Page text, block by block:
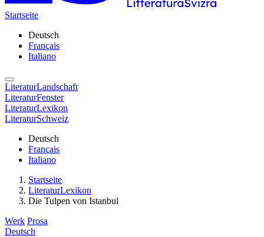
Startseite
Deutsch
Français
Italiano
LiteraturLandschaft
LiteraturFenster
LiteraturLexikon
LiteraturSchweiz
Deutsch
Français
Italiano
Startseite
LiteraturLexikon
Die Tulpen von Istanbul
Werk Prosa
Deutsch